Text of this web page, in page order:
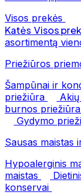
Visos prekės
Katės Visos
asortimentą
Priežiūros
Šampūnai ir
priežiūra
burnos priežiūra
Gydymo
Sausas maistas
Hypoalerginis
maistas
konservai